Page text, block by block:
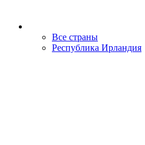
Все страны
Республика Ирландия